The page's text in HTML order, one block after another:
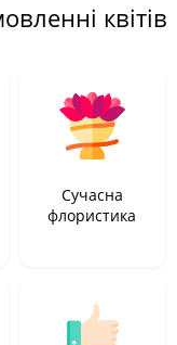
квітів
Сучасна
флористика